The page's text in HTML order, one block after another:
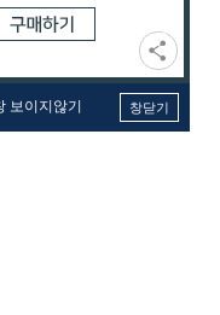
보이지않기 창닫기